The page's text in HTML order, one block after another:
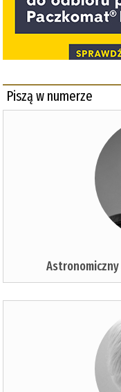
Piszą w numerze